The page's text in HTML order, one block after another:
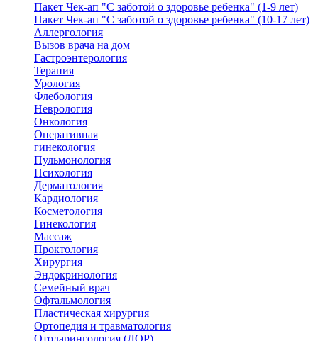
Пакет Чек-ап "С заботой о здоровье ребенка" (1-9 лет)
Пакет Чек-ап "С заботой о здоровье ребенка" (10-17 лет)
Аллергология
Вызов врача на дом
Гастроэнтерология
Терапия
Урология
Флебология
Неврология
Онкология
Оперативная
гинекология
Пульмонология
Психология
Дерматология
Кардиология
Косметология
Гинекология
Массаж
Проктология
Хирургия
Эндокринология
Семейный врач
Офтальмология
Пластическая хирургия
Ортопедия и травматология
Отоларингология (ЛОР)